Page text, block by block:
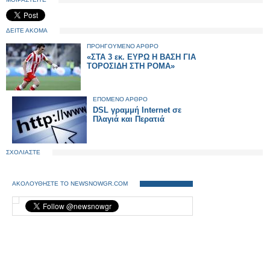
ΔΕΙΤΕ ΑΚΟΜΑ
ΠΡΟΗΓΟΥΜΕΝΟ ΑΡΘΡΟ
«ΣΤΑ 3 εκ. ΕΥΡΩ Η ΒΑΣΗ ΓΙΑ
ΤΟΡΟΣΙΔΗ ΣΤΗ ΡΟΜΑ»
ΕΠΟΜΕΝΟ ΑΡΘΡΟ
DSL γραμμή Internet σε
Πλαγιά και Περατιά
ΣΧΟΛΙΑΣΤΕ
ΑΚΟΛΟΥΘΗΣΤΕ ΤΟ NEWSNOWGR.COM